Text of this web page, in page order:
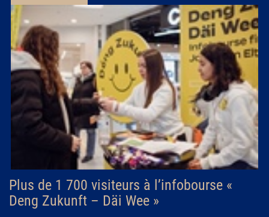
Plus de 1 700 visiteurs à l’infobourse «
Deng Zukunft – Däi Wee »